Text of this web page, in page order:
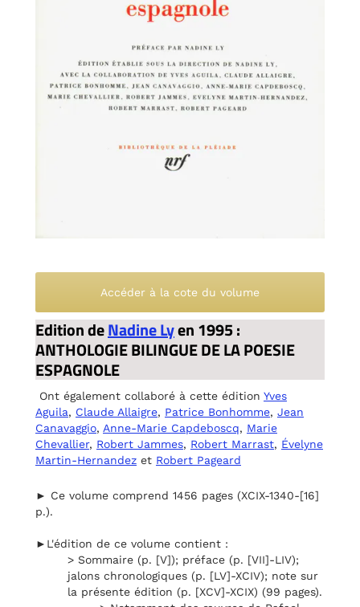
Accéder à la cote du volume
Edition deNadine Lyen 1995 :
ANTHOLOGIE BILINGUE DE LA POESIE
ESPAGNOLE
Ont également collaboré à cette édition Yves
Aguila, Claude Allaigre, Patrice Bonhomme, Jean
Canavaggio, Anne-Marie Capdeboscq, Marie
Chevallier, Robert Jammes, Robert Marrast, Évelyne
Martin-Hernandez et Robert Pageard
► Ce volume comprend 1456 pages (XCIX-1340-[16]
p.).
►L'édition de ce volume contient :
> Sommaire (p. [V]); préface (p. [VII]-LIV);
jalons chronologiques (p. [LV]-XCIV); note sur
la présente édition (p. [XCV]-XCIX) (99 pages).